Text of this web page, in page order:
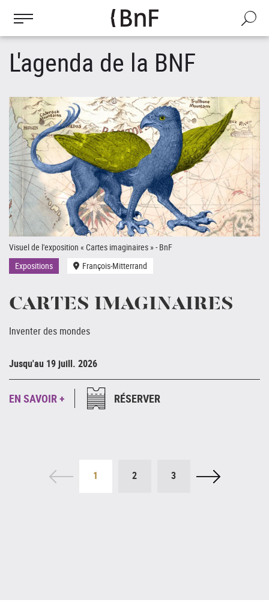
contenu
Recherche
L'agenda de la BNF
Visuel de l'exposition « Cartes imaginaires » - BnF
Expositions
François-Mitterrand
CARTES IMAGINAIRES
Inventer des mondes
Jusqu'au 19 juill. 2026
EN SAVOIR + RÉSERVER
1 2 3